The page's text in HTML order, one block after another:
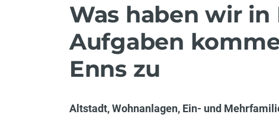
Was haben wir
Aufgaben
Enns zu
Altstadt, Wohnanlagen, Ein- und